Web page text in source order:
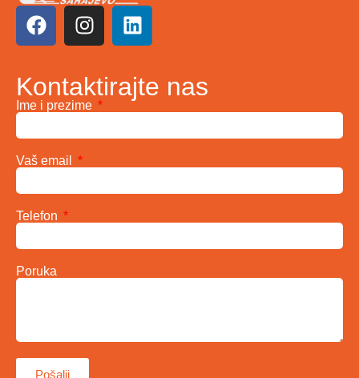
Kontaktirajte nas
Ime i prezime
Vaš email
Telefon
Poruka
Pošalji